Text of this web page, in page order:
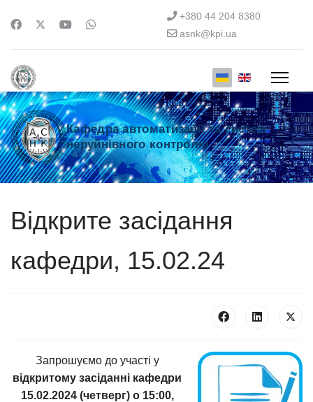
+380 44 204 8380
asnk@kpi.ua
Кафедра автоматизації та систем
неруйнівного контролю
Відкрите засідання
кафедри, 15.02.24
Запрошуємо до участі у
відкритому засіданні кафедри
15.02.2024 (четверг) о 15:00,